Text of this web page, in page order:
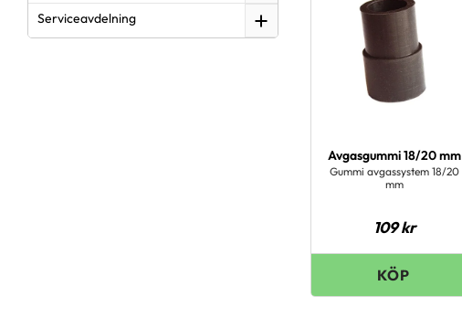
Avgasgummi 18/20 mm
Gummi avgassystem 18/20
mm
109kr
Serviceavdelning